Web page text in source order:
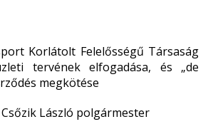
Korlátolt Felelősségű Társaság
tervének elfogadása, és „de
megkötése
László polgármester